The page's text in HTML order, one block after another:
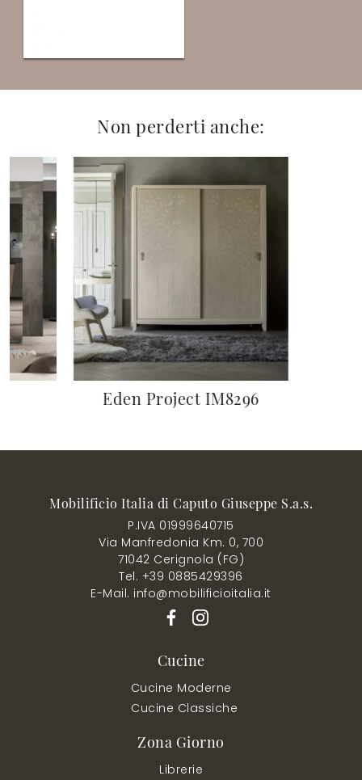
Non perderti anche:
Eden Project IM8296
Mobilificio Italia di Caputo Giuseppe S.a.s.
P.IVA 01999640715
Via Manfredonia Km. 0, 700
71042 Cerignola (FG)
Tel. +39 0885429396
E-Mail. info@mobilificioitalia.it
Cucine
Cucine Moderne
Cucine Classiche
Zona Giorno
Librerie